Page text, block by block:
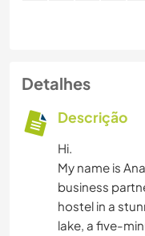
Detalhes
Descrição
Hi.
My name is
business
hostel in a
lake, a five-